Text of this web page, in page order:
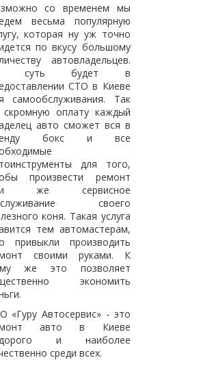
со временем мы
весьма популярную
которая ну уж точно
по вкусу большому
автовладельцев.
суть будет в
СТО в Киеве
самообслуживания. Так
скромную оплату каждый
авто сможет вся в
бокс и все
для того,
произвести ремонт
же сервисное
своего
коня. Такая услуга
тем автомастерам,
привыкли производить
своими руками. К
же это позволяет
экономить
«Гуру Автосервис» - это
авто в Киеве
и наиболее
среди всех.